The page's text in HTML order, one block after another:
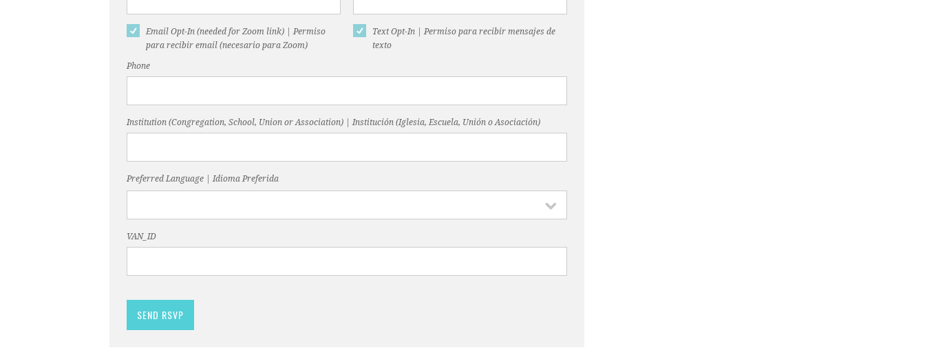
Email Opt-In (needed for Zoom link) | Permiso
para recibir email (necesario para Zoom)
Text Opt-In | Permiso para recibir mensajes de
texto
Phone
Institution (Congregation, School, Union or Association) | Institución (Iglesia, Escuela, Unión o Asociación)
Preferred Language | Idioma Preferida
VAN_ID